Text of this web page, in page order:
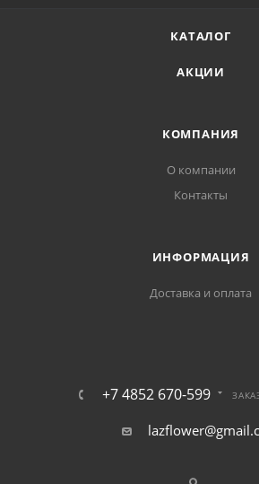
КАТАЛОГ
АКЦИИ
КОМПАНИЯ
О компании
Контакты
ИНФОРМАЦИЯ
Доставка и оплата
+7 4852 670-599